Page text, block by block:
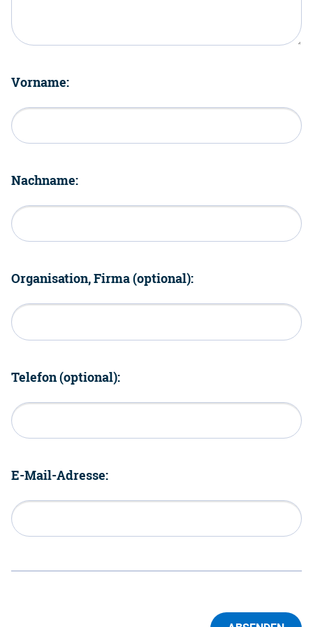
Vorname:
Nachname:
Organisation, Firma (optional):
Telefon (optional):
E-Mail-Adresse: